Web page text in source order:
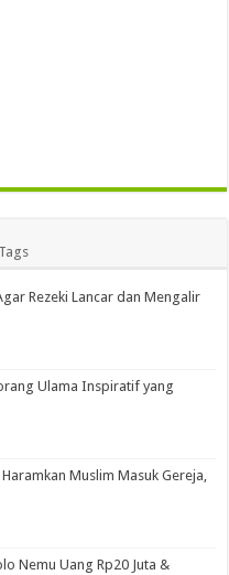
Tags
Rezeki Lancar dan Mengalir
Ulama Inspiratif yang
Haramkan Muslim Masuk Gereja,
Nemu Uang Rp20 Juta &